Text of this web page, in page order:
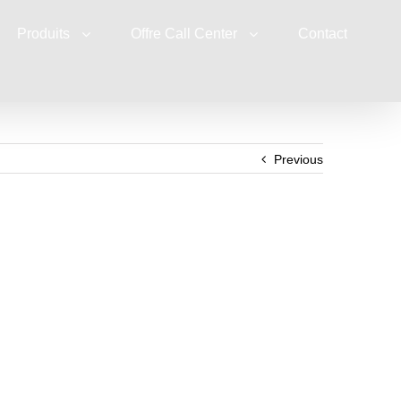
Produits Offre Call Center Contact
Previous